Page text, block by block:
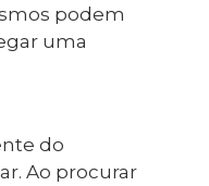
podem
uma
do
Ao procurar